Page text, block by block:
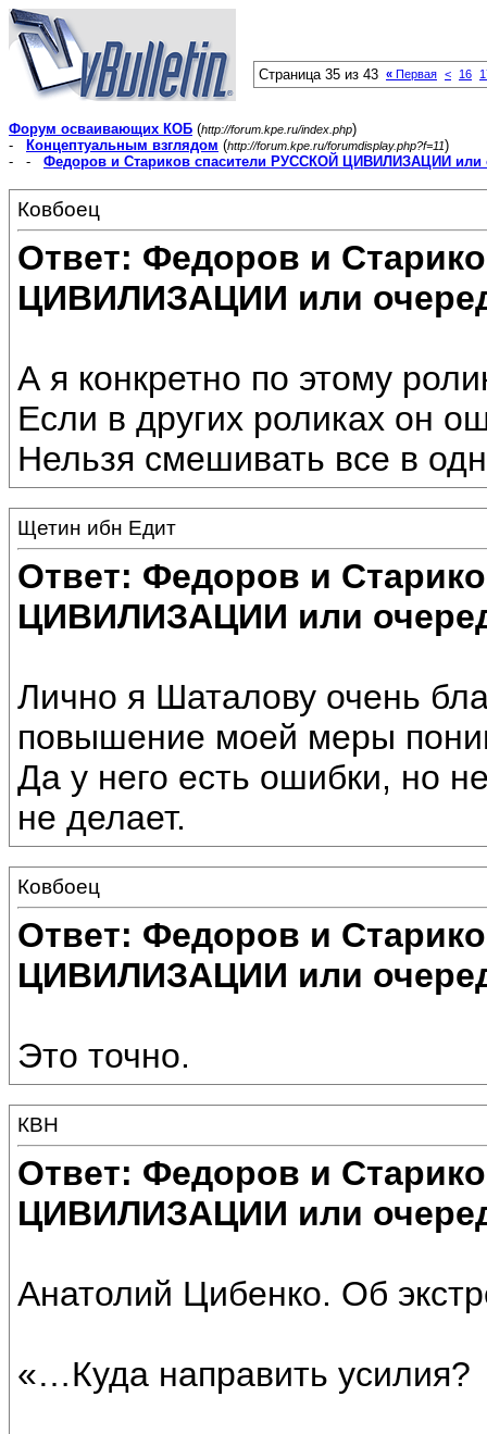
Страница 35 из 43 « Первая < 16
Форум осваивающих КОБ (http://forum.kpe.ru/index.php)
-
Концептуальным взглядом (http://forum.kpe.ru/forumdisplay.php?f=11)
- - Федоров и Стариков спасители РУССКОЙ ЦИВИЛИЗАЦИИ или
Ковбоец
Ответ: Федоров и
ЦИВИЛИЗАЦИИ или
А я конкретно по этому
Если в других роликах он
Нельзя смешивать все в
Щетин ибн Едит
Ответ: Федоров и
ЦИВИЛИЗАЦИИ или
Лично я Шаталову очень
повышение моей меры
Да у него есть ошибки, но
не делает.
Ковбоец
Ответ: Федоров и
ЦИВИЛИЗАЦИИ или
Это точно.
КВН
Ответ: Федоров и
ЦИВИЛИЗАЦИИ или
Анатолий Цибенко. Об
«…Куда направить усилия?